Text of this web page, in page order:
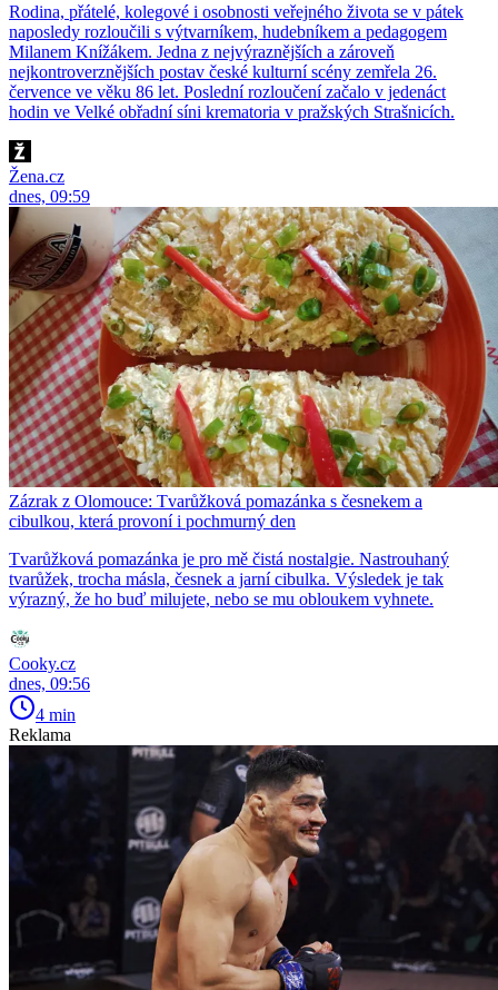
Rodina, přátelé, kolegové i osobnosti veřejného života se v pátek
naposledy rozloučili s výtvarníkem, hudebníkem a pedagogem
Milanem Knížákem. Jedna z nejvýraznějších a zároveň
nejkontroverznějších postav české kulturní scény zemřela 26.
července ve věku 86 let. Poslední rozloučení začalo v jedenáct
hodin ve Velké obřadní síni krematoria v pražských Strašnicích.
Žena.cz
dnes, 09:59
Zázrak z Olomouce: Tvarůžková pomazánka s česnekem a
cibulkou, která provoní i pochmurný den
Tvarůžková pomazánka je pro mě čistá nostalgie. Nastrouhaný
tvarůžek, trocha másla, česnek a jarní cibulka. Výsledek je tak
výrazný, že ho buď milujete, nebo se mu obloukem vyhnete.
Cooky.cz
dnes, 09:56
4 min
Reklama